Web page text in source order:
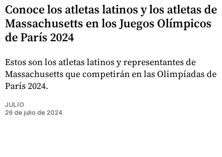
Conoce los atletas latinos y los atletas de
Massachusetts en los Juegos Olímpicos
de París 2024
Estos son los atletas latinos y representantes de
Massachusetts que competirán en las Olimpíadas de
París 2024.
JULIO
26 de julio de 2024